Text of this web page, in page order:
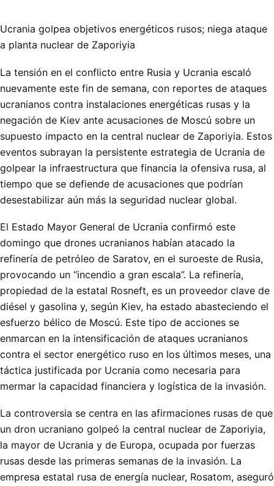
Ucrania golpea objetivos energéticos rusos; niega ataque
a planta nuclear de Zaporiyia
La tensión en el conflicto entre Rusia y Ucrania escaló
nuevamente este fin de semana, con reportes de ataques
ucranianos contra instalaciones energéticas rusas y la
negación de Kiev ante acusaciones de Moscú sobre un
supuesto impacto en la central nuclear de Zaporiyia. Estos
eventos subrayan la persistente estrategia de Ucrania de
golpear la infraestructura que financia la ofensiva rusa, al
tiempo que se defiende de acusaciones que podrían
desestabilizar aún más la seguridad nuclear global.
El Estado Mayor General de Ucrania confirmó este
domingo que drones ucranianos habían atacado la
refinería de petróleo de Saratov, en el suroeste de Rusia,
provocando un “incendio a gran escala”. La refinería,
propiedad de la estatal Rosneft, es un proveedor clave de
diésel y gasolina y, según Kiev, ha estado abasteciendo el
esfuerzo bélico de Moscú. Este tipo de acciones se
enmarcan en la intensificación de ataques ucranianos
contra el sector energético ruso en los últimos meses, una
táctica justificada por Ucrania como necesaria para
mermar la capacidad financiera y logística de la invasión.
La controversia se centra en las afirmaciones rusas de que
un dron ucraniano golpeó la central nuclear de Zaporiyia,
la mayor de Ucrania y de Europa, ocupada por fuerzas
rusas desde las primeras semanas de la invasión. La
empresa estatal rusa de energía nuclear, Rosatom, aseguró